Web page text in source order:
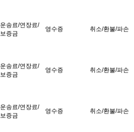
운송료/연장료/
보증금
영수증 취소/환불/파손
운송료/연장료/
보증금
영수증 취소/환불/파손
운송료/연장료/
보증금
영수증 취소/환불/파손